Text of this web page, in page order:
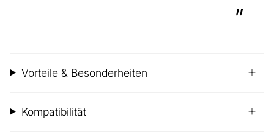
”
Vorteile & Besonderheiten
Kompatibilität